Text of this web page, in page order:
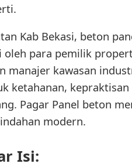
Kab Bekasi, beton
oleh para pemilik
manajer kawasan
ketahanan,
Pagar Panel beton
modern.
Isi: